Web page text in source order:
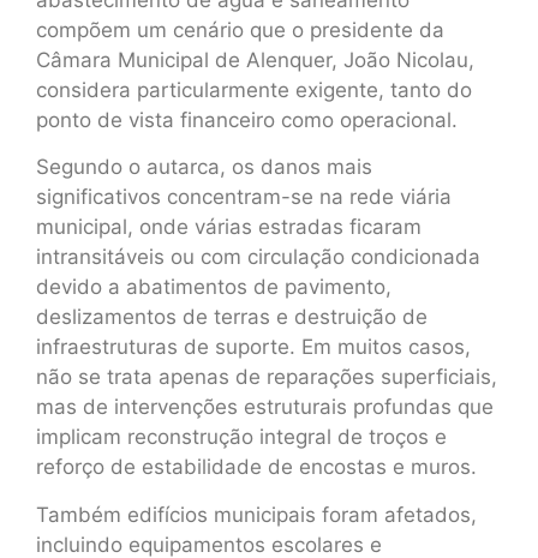
compõem um cenário que o presidente da
Câmara Municipal de Alenquer, João Nicolau,
considera particularmente exigente, tanto do
ponto de vista financeiro como operacional.
Segundo o autarca, os danos mais
significativos concentram-se na rede viária
municipal, onde várias estradas ficaram
intransitáveis ou com circulação condicionada
devido a abatimentos de pavimento,
deslizamentos de terras e destruição de
infraestruturas de suporte. Em muitos casos,
não se trata apenas de reparações superficiais,
mas de intervenções estruturais profundas que
implicam reconstrução integral de troços e
reforço de estabilidade de encostas e muros.
Também edifícios municipais foram afetados,
incluindo equipamentos escolares e